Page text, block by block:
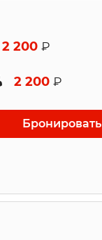
2 200 ₽
2 200 ₽
Бронировать